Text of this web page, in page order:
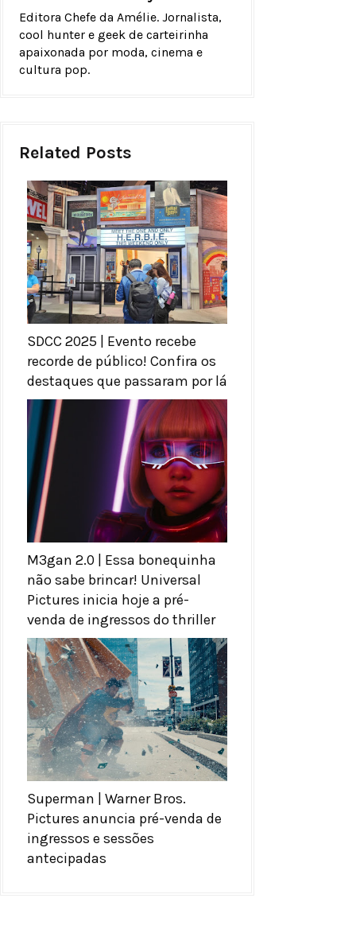
Editora Chefe da Amélie. Jornalista,
cool hunter e geek de carteirinha
apaixonada por moda, cinema e
cultura pop.
Related Posts
SDCC 2025 | Evento recebe
recorde de público! Confira os
destaques que passaram por lá
M3gan 2.0 | Essa bonequinha
não sabe brincar! Universal
Pictures inicia hoje a pré-
venda de ingressos do thriller
Superman | Warner Bros.
Pictures anuncia pré-venda de
ingressos e sessões
antecipadas